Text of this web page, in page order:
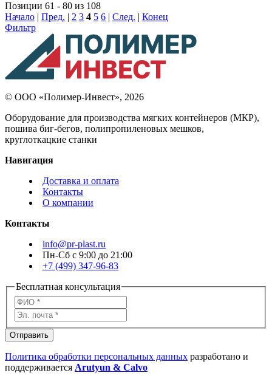
Позиции 61 - 80 из 108
Начало | Пред. | 2 3 4 5 6 | След. | Конец
Фильтр
© ООО «Полимер-Инвест», 2026
Оборудование для производства мягких контейнеров (МКР),
пошива биг-бегов, полипропиленовых мешков,
круглоткацкие станки
Навигация
Доставка и оплата
Контакты
О компании
Контакты
info@pr-plast.ru
Пн-Сб с 9:00 до 21:00
+7 (499) 347-96-83
Бесплатная консультация
Отправить
Политика обработки персональных данных разработано и
поддерживается Arutyun & Calvo